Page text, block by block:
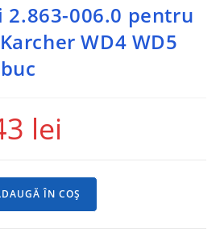
2.863-006.0 pentru
WD4 WD5
lei
ÎN COȘ